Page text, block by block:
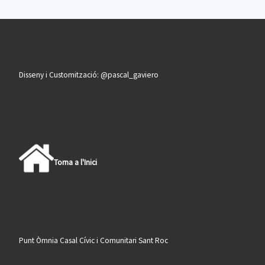
Disseny i Customització: @pascal_gaviero
Torna a l'Inici
Punt Òmnia Casal Cívic i Comunitari Sant Roc